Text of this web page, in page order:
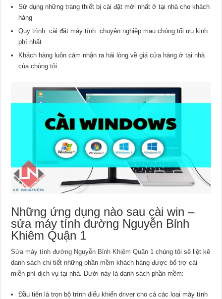
Sử dụng những trang thiết bị cài đặt mới nhất ở tại nhà cho khách
hàng
Quy trình cài đặt máy tính chuyên nghiệp mau chóng tối ưu kinh
phí nhất
Khách hàng luôn cảm nhận ra hài lòng về giá cửa hàng ở tại nhà
của chúng tôi.
Những ứng dụng nào sau cài win –
sửa máy tính đường Nguyễn Bỉnh
Khiêm Quận 1
Sửa máy tính đường Nguyễn Bỉnh Khiêm Quận 1 chúng tôi sẽ liệt kê
danh sách chi tiết những phần mềm khách hàng được bổ trợ cài
miễn phí dịch vụ tại nhà. Dưới này là danh sách phần mềm:
Đầu tiên là trọn bộ trình điểu khiển driver cho cả các loại máy tính